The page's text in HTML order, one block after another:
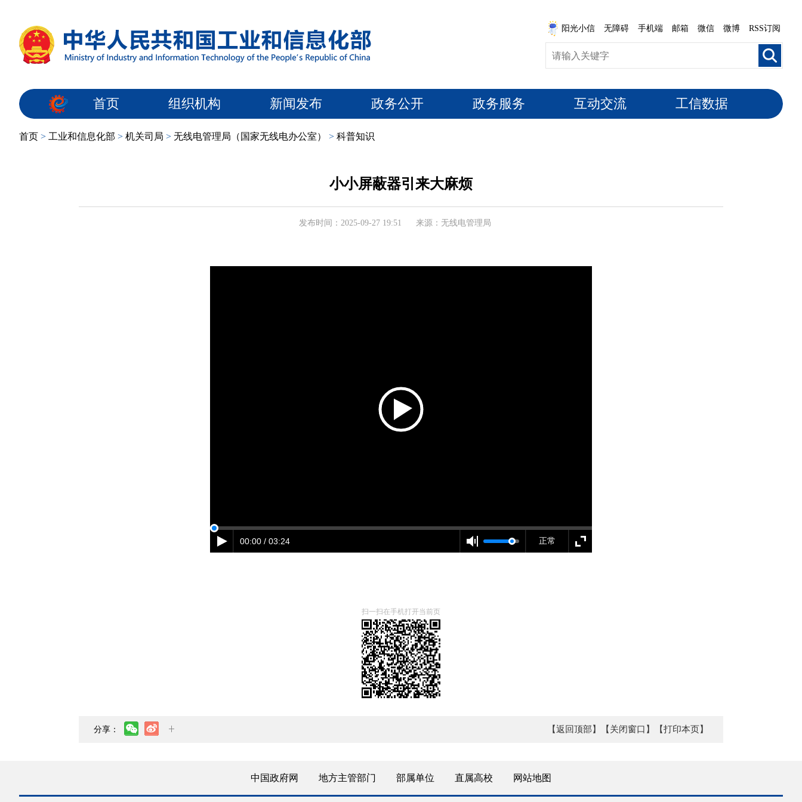
阳光小信 无障碍 手机端 邮箱 微信 微博 RSS订阅
首页 组织机构 新闻发布 政务公开 政务服务 互动交流 工信数据
首页 > 工业和信息化部 > 机关司局 > 无线电管理局（国家无线电办公室） > 科普知识
小小屏蔽器引来大麻烦
发布时间：2025-09-27 19:51 来源：无线电管理局
00:00 / 03:24 正常
扫一扫在手机打开当前页
分享： 【返回顶部】 【关闭窗口】 【打印本页】
中国政府网 地方主管部门 部属单位 直属高校 网站地图